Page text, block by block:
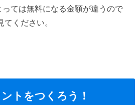
ては無料になる金額が違うので
てください。
トをつくろう！